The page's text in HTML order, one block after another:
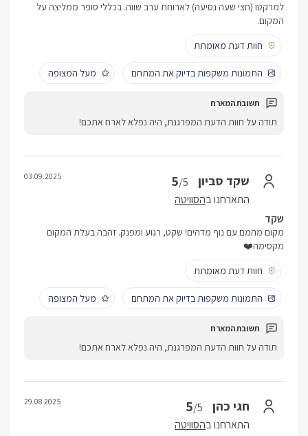
למרקטו (חצי שעה נסיעה) לארוחת ערב שווה. בכללי סופר ממליצה על
המקום.
חוות דעת מאומתת
התמונות משקפות בדיוק את המתחם מעל המצופה
תודה על חוות הדעת המפרגנת, היה נפלא לארח אתכם!
שקד סביון 5/5
התארחנו בהסוויטה
03.09.2025
שקד
מקום מהמם עם נוף מדהים! שקט, רגוע ומפנק. זהבה בעלת המקום
מקסימה❤️
חוות דעת מאומתת
התמונות משקפות בדיוק את המתחם מעל המצופה
תודה על חוות הדעת המפרגנת, היה נפלא לארח אתכם!
חגי כהן 5/5
התארחנו בהסוויטה
29.08.2025